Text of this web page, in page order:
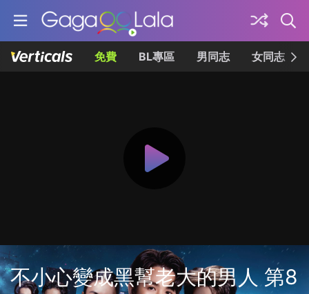
免費 BL專區 男同志 女同志
不小心變成黑幫老大的男人 第8